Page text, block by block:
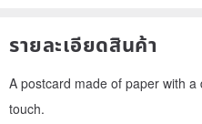
รายละเอียดสินค้า
A postcard made of paper with
touch.